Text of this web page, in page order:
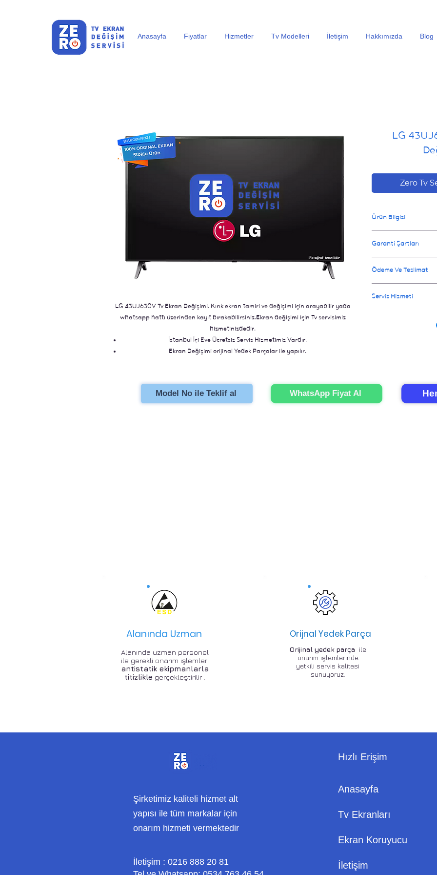
Anasayfa Fiyatlar Hizmetler Tv Modelleri İletişim Hakkımızda Blog
LG 43UJ630V Tv Ekran Değişimi. Kırık ekran tamiri ve değişimi için arayabilir yada
whatsapp hattı üzerinden kayıt bırakabilirsiniz.Ekran değişimi için Tv servisimiz
hizmetinizdedir.
İstanbul İçi Eve Ücretsiz Servis Hizmetimiz Vardır.
Ekran Değişimi orijinal Yedek Parçalar ile yapılır.
LG
Zero Tv
Ürün Bilgisi
değiştirildiğin de
televizyon gibi olur.
için 3 iş günüdür.
Garanti Şartları
Ay garanti verilir.
Ödeme Ve Teslimat
İl dışı gönderimler
Servis Hizmeti
için bizi aramanız
Model No ile Teklif al WhatsApp Fiyat Al
Alanında Uzman
Alanında uzman personel
ile gerekli onarım işlemleri
antistatik ekipmanlarla
titizlikle gerçekleştirilir .
Orijnal Yedek Parça
Orijinal yedek parça ile
onarım işlemlerinde
yetkili servis kalitesi
sunuyoruz.
Şirketimiz kaliteli hizmet alt
yapısı ile tüm markalar için
onarım hizmeti vermektedir
İletişim : 0216 888 20 81
Hızlı Erişim
Anasayfa
Tv Ekranları
Ekran Koruyucu
İletişim